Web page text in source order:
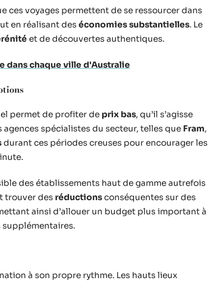
ces voyages permettent de se ressourcer dans
en réalisant deséconomies substantielles. Le
et de découvertes authentiques.
dans chaque ville d'Australie
permet de profiter de prix bas, qu’il s’agisse
spécialistes du secteur, telles que Fram,
durant ces périodes creuses pour encourager les
des établissements haut de gamme autrefois
trouver des réductions conséquentes sur des
ainsi d’allouer un budget plus important à
supplémentaires.
à son propre rythme. Les hauts lieux